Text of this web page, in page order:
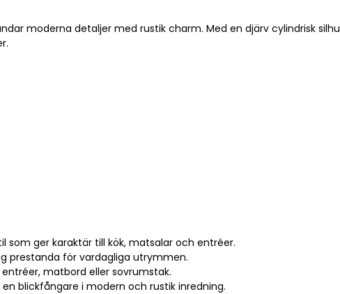
moderna detaljer med rustik charm. Med en djärv cylindrisk
som ger karaktär till kök, matsalar och entréer.
prestanda för vardagliga utrymmen.
matbord eller sovrumstak.
blickfångare i modern och rustik inredning.